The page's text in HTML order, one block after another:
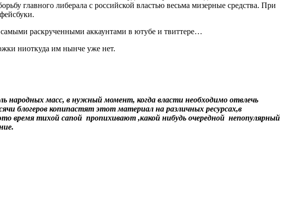
главного либерала с российской властью весьма мизерные средства. При
раскрученными аккаунтами в ютубе и твиттере…
ниоткуда им нынче уже нет.
народных масс, в нужный момент, когда власти необходимо отвлечь
блогеров копипастят этот материал на различных ресурсах,в
время тихой сапой пропихивают ,какой нибудь очередной непопулярный